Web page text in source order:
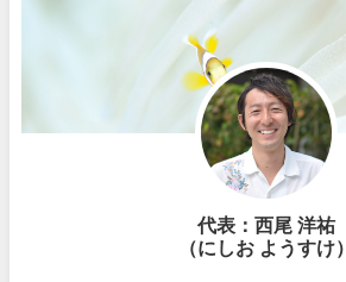
代表：西尾 洋祐
（にしお ようすけ）